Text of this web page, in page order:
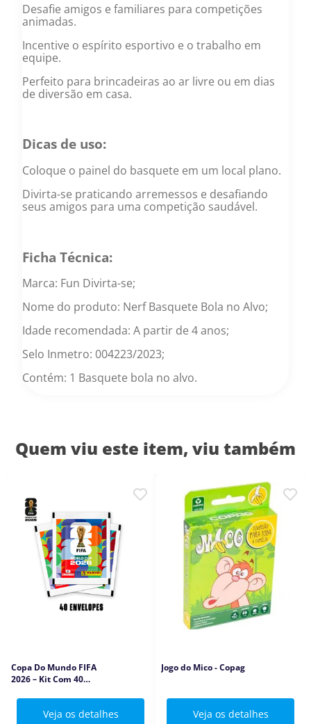
Desafie amigos e familiares para competições
animadas.
Incentive o espírito esportivo e o trabalho em
equipe.
Perfeito para brincadeiras ao ar livre ou em dias
de diversão em casa.
Dicas de uso:
Coloque o painel do basquete em um local plano.
Divirta-se praticando arremessos e desafiando
seus amigos para uma competição saudável.
Ficha Técnica:
Marca: Fun Divirta-se;
Nome do produto: Nerf Basquete Bola no Alvo;
Idade recomendada: A partir de 4 anos;
Selo Inmetro: 004223/2023;
Contém: 1 Basquete bola no alvo.
Quem viu este item, viu também
Copa Do Mundo FIFA
2026 – Kit Com 40
Barão
Veja os detalhes
Jogo do Mico - Copag
Veja os detalhes